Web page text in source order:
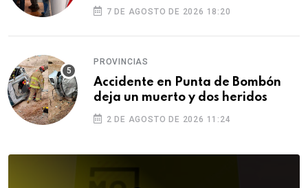
7 DE AGOSTO DE 2026 18:20
PROVINCIAS
Accidente en Punta de Bombón
deja un muerto y dos heridos
2 DE AGOSTO DE 2026 11:24